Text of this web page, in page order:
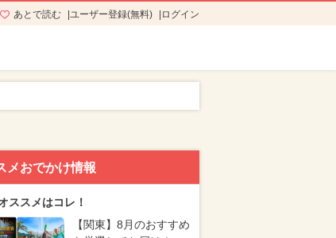
あとで読む ユーザー登録(無料) ログイン
メおでかけ情報
ススメはコレ！
【関東】8月のおすすめ